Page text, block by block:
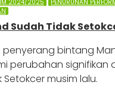
2024/2025
PENURUNAN
Sudah Tidak
penyerang bintang
perubahan signifikan
musim lalu.